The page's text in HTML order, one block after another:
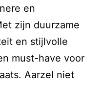
en
zijn duurzame
en stijlvolle
must-have voor
Aarzel niet